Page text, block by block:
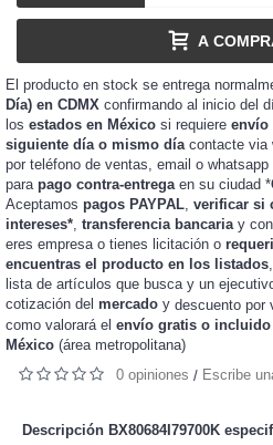
A
El producto en stock se entrega
Día) en CDMX confirmando al inicio del
los estados en México si requiere envío
siguiente día o mismo día contacte via
por teléfono de ventas, email o
para pago contra-entrega en su ciudad *
Aceptamos pagos PAYPAL verificar si
intereses* transferencia bancaria y
eres empresa o tienes licitación o
encuentras el producto en los listados
lista de artículos que busca y un
cotización del mercado y descuento por
como valorará el envío gratis o incluido
México (área metropolitana)
0 opiniones / Escribe
Descripción BX80684I79700K